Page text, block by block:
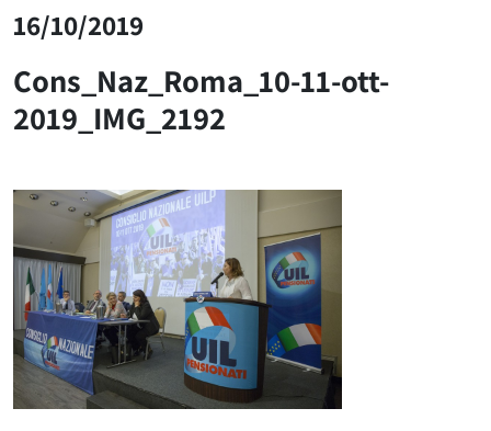
16/10/2019
Cons_Naz_Roma_10-11-ott-
2019_IMG_2192